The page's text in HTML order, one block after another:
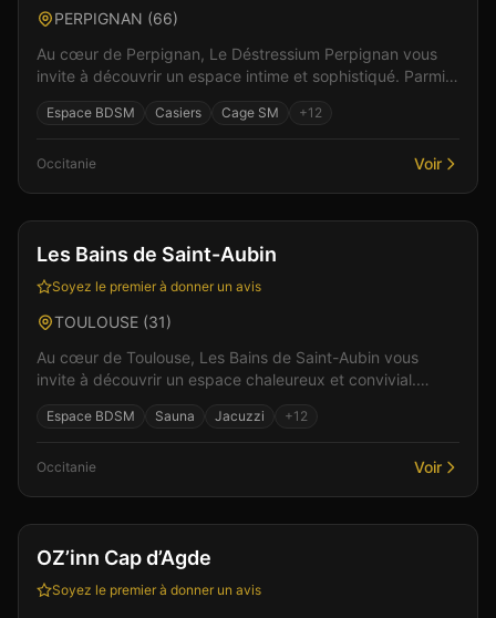
PERPIGNAN (66)
Au cœur de Perpignan, Le Déstressium Perpignan vous
invite à découvrir un espace intime et sophistiqué. Parmi
Espace BDSM Casiers Cage SM +12
Occitanie Voir
Bar Club +5
Les Bains de Saint-Aubin
Soyez le premier à donner un avis
TOULOUSE (31)
Au cœur de Toulouse, Les Bains de Saint-Aubin vous
invite à découvrir un espace chaleureux et convivial.
Espace BDSM Sauna Jacuzzi +12
Occitanie Voir
Bar Hébergement +4
OZ’inn Cap d’Agde
Soyez le premier à donner un avis